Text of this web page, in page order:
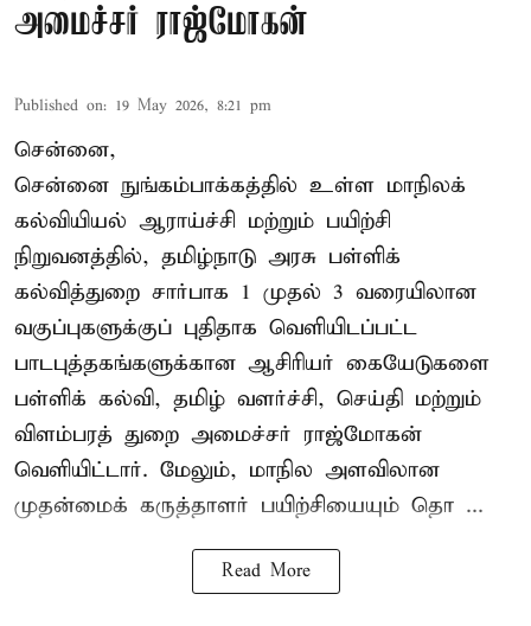
அமைச்சர் ராஜ்மோகன்
Published on: 19 May 2026, 8:21 pm
சென்னை,
சென்னை நுங்கம்பாக்கத்தில் உள்ள மாநிலக்
கல்வியியல் ஆராய்ச்சி மற்றும் பயிற்சி
நிறுவனத்தில், தமிழ்நாடு அரசு பள்ளிக்
கல்வித்துறை சார்பாக 1 முதல் 3 வரையிலான
வகுப்புகளுக்குப் புதிதாக வெளியிடப்பட்ட
பாடபுத்தகங்களுக்கான ஆசிரியர் கையேடுகளை
பள்ளிக் கல்வி, தமிழ் வளர்ச்சி, செய்தி மற்றும்
விளம்பரத் துறை அமைச்சர் ராஜ்மோகன்
வெளியிட்டார். மேலும், மாநில அளவிலான
முதன்மைக் கருத்தாளர் பயிற்சியையும் தொ ...
Read More